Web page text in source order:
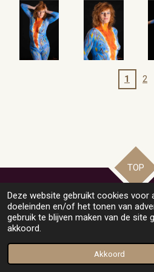
Deze website gebruikt cookies voor
doeleinden en/of het tonen van
gebruik te blijven maken van de site
akkoord.
Akkoord
1 2
TOP
Copyright Helly-Hobby-Model: niets van
toestemming van de eigenaar of fotograaf
vermenigvuldigd.